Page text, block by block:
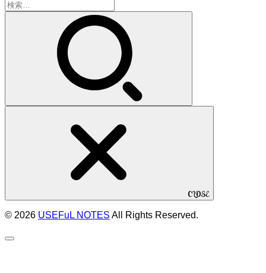
検
索:
CLOSE
© 2026 USEFuL NOTES All Rights Reserved.